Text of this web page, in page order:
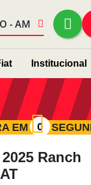
- AM
Institucional
EM
Ranch